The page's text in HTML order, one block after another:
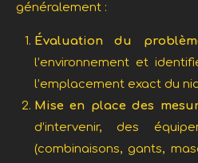
généralement :
Évaluation du
l’environnement et
l’emplacement exact du
Mise en place des
d’intervenir, des
(combinaisons, gants,